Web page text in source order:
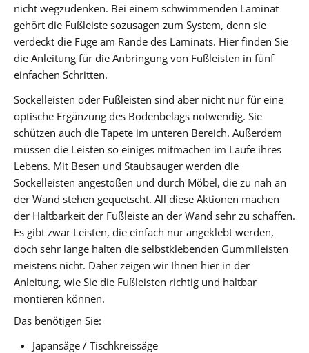
nicht wegzudenken. Bei einem schwimmenden Laminat
gehört die Fußleiste sozusagen zum System, denn sie
verdeckt die Fuge am Rande des Laminats. Hier finden Sie
die Anleitung für die Anbringung von Fußleisten in fünf
einfachen Schritten.
Sockelleisten oder Fußleisten sind aber nicht nur für eine
optische Ergänzung des Bodenbelags notwendig. Sie
schützen auch die Tapete im unteren Bereich. Außerdem
müssen die Leisten so einiges mitmachen im Laufe ihres
Lebens. Mit Besen und Staubsauger werden die
Sockelleisten angestoßen und durch Möbel, die zu nah an
der Wand stehen gequetscht. All diese Aktionen machen
der Haltbarkeit der Fußleiste an der Wand sehr zu schaffen.
Es gibt zwar Leisten, die einfach nur angeklebt werden,
doch sehr lange halten die selbstklebenden Gummileisten
meistens nicht. Daher zeigen wir Ihnen hier in der
Anleitung, wie Sie die Fußleisten richtig und haltbar
montieren können.
Das benötigen Sie:
Japansäge / Tischkreissäge